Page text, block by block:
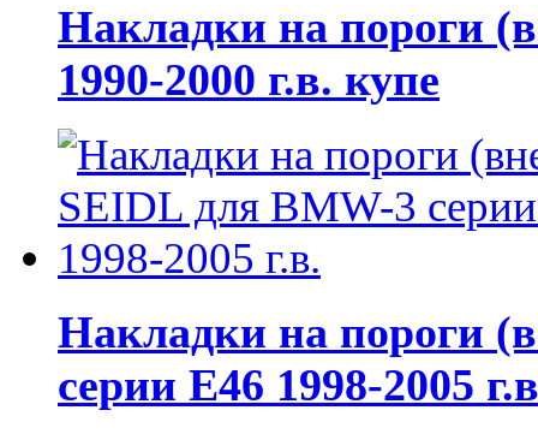
Накладки на пороги
1990-2000 г.в. купе
Накладки на пороги
серии E46 1998-2005